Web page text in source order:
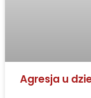
Agresja u